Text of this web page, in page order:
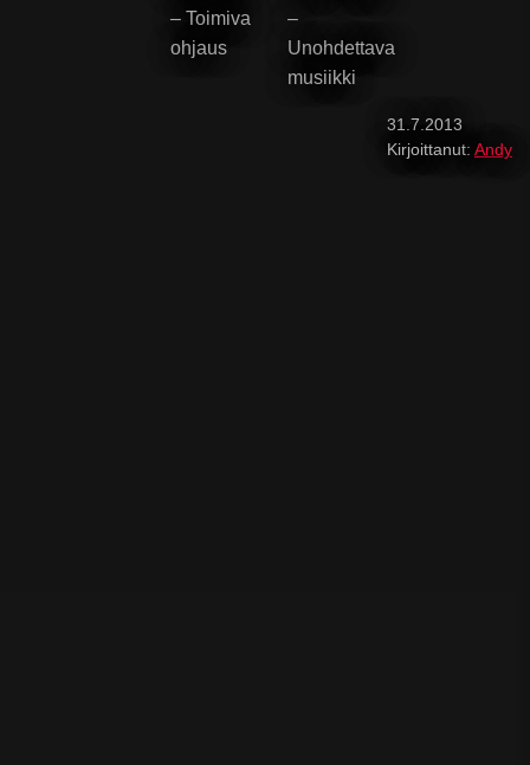
– Toimiva
ohjaus
–
Unohdettava
musiikki
31.7.2013
Kirjoittanut: Andy